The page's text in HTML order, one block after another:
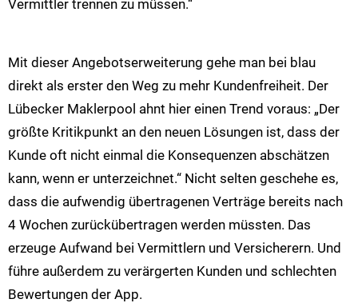
Vermittler trennen zu müssen.“
Mit dieser Angebotserweiterung gehe man bei blau
direkt als erster den Weg zu mehr Kundenfreiheit. Der
Lübecker Maklerpool ahnt hier einen Trend voraus: „Der
größte Kritikpunkt an den neuen Lösungen ist, dass der
Kunde oft nicht einmal die Konsequenzen abschätzen
kann, wenn er unterzeichnet.“ Nicht selten geschehe es,
dass die aufwendig übertragenen Verträge bereits nach
4 Wochen zurückübertragen werden müssten. Das
erzeuge Aufwand bei Vermittlern und Versicherern. Und
führe außerdem zu verärgerten Kunden und schlechten
Bewertungen der App.